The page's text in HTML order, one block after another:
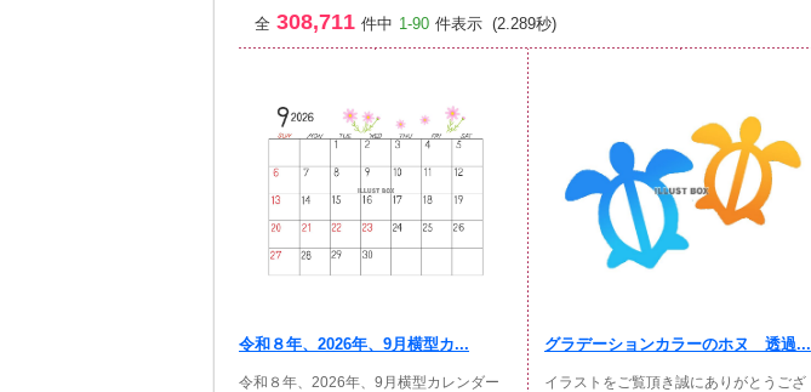
全 308,711 件中 1-90 件表示 (2.289秒)
令和８年、2026年、9月横型カ...
令和８年、2026年、9月横型カレンダー
グラデーションカラーのホヌ 透過...
イラストをご覧頂き誠にありがとうござ